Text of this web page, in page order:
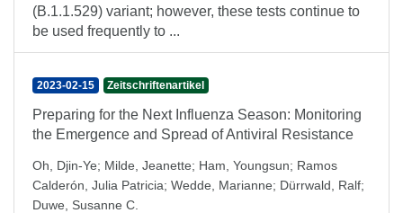
(B.1.1.529) variant; however, these tests continue to
be used frequently to ...
2023-02-15 Zeitschriftenartikel
Preparing for the Next Influenza Season: Monitoring
the Emergence and Spread of Antiviral Resistance
Oh, Djin-Ye; Milde, Jeanette; Ham, Youngsun; Ramos
Calderón, Julia Patricia; Wedde, Marianne; Dürrwald, Ralf;
Duwe, Susanne C.